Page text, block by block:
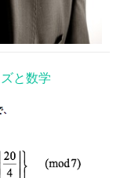
と数学